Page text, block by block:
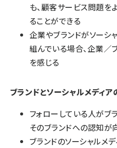
も、顧客サービス問題
ることができる
企業やブランドがソーシ
組んでいる場合、企業／
を感じる
ブランドとソーシャルメディア
フォローしている人がブ
そのブランドへの認知が
ブランドのソーシャルメ